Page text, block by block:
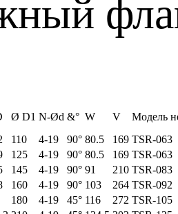
Ø D1 N-Ød &° W V Модель
110 4-19 90° 80.5 169 TSR-063
125 4-19 90° 80.5 169 TSR-063
145 4-19 90° 91 210 TSR-083
160 4-19 90° 103 264 TSR-092
180 4-19 45° 116 272 TSR-105